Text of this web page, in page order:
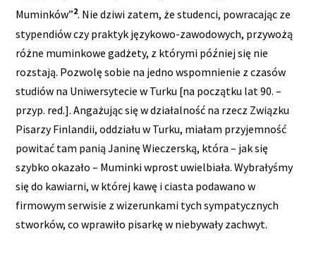
Muminków”2. Nie dziwi zatem, że studenci, powracając ze
stypendiów czy praktyk językowo-zawodowych, przywożą
różne muminkowe gadżety, z którymi później się nie
rozstają. Pozwolę sobie na jedno wspomnienie z czasów
studiów na Uniwersytecie w Turku [na początku lat 90. –
przyp. red.]. Angażując się w działalność na rzecz Związku
Pisarzy Finlandii, oddziału w Turku, miałam przyjemność
powitać tam panią Janinę Wieczerską, która – jak się
szybko okazało – Muminki wprost uwielbiała. Wybrałyśmy
się do kawiarni, w której kawę i ciasta podawano w
firmowym serwisie z wizerunkami tych sympatycznych
stworków, co wprawiło pisarkę w niebywały zachwyt.